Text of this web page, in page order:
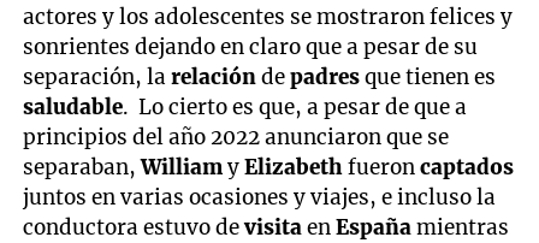
actores y los adolescentes se mostraron felices y
sonrientes dejando en claro que a pesar de su
separación, larelacióndepadresque tienen es
saludable. Lo cierto es que, a pesar de que a
principios del año 2022 anunciaron que se
separaban,WilliamyElizabethfueroncaptados
juntos en varias ocasiones y viajes, e incluso la
conductora estuvo devisitaenEspañamientras